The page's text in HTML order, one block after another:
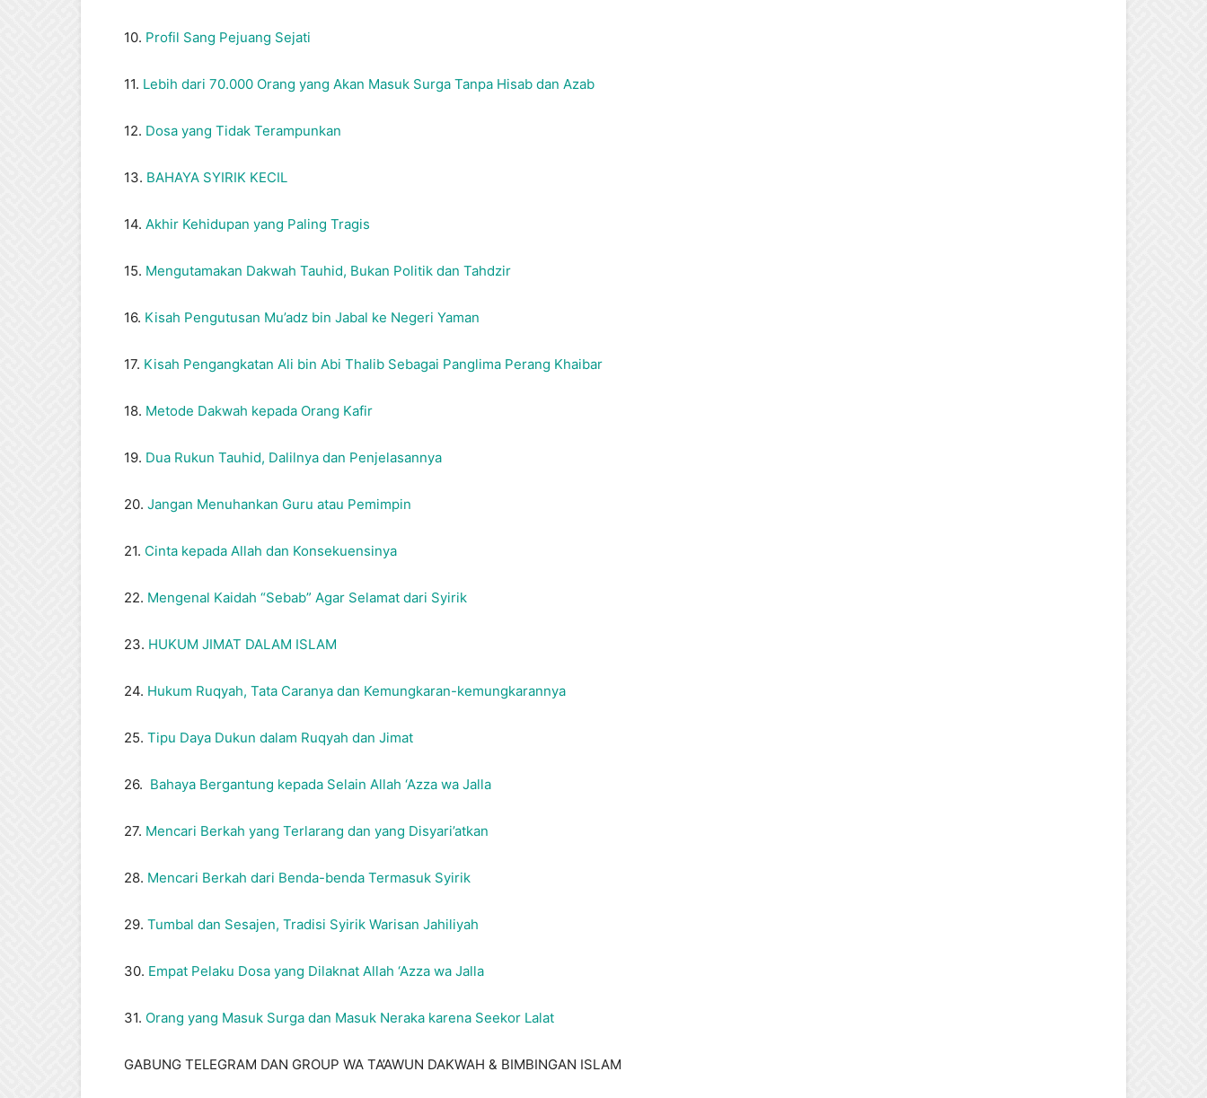
10. Profil Sang Pejuang Sejati
11. Lebih dari 70.000 Orang yang Akan Masuk Surga Tanpa Hisab dan Azab
12. Dosa yang Tidak Terampunkan
13. BAHAYA SYIRIK KECIL
14. Akhir Kehidupan yang Paling Tragis
15. Mengutamakan Dakwah Tauhid, Bukan Politik dan Tahdzir
16. Kisah Pengutusan Mu’adz bin Jabal ke Negeri Yaman
17. Kisah Pengangkatan Ali bin Abi Thalib Sebagai Panglima Perang Khaibar
18. Metode Dakwah kepada Orang Kafir
19. Dua Rukun Tauhid, Dalilnya dan Penjelasannya
20. Jangan Menuhankan Guru atau Pemimpin
21. Cinta kepada Allah dan Konsekuensinya
22. Mengenal Kaidah “Sebab” Agar Selamat dari Syirik
23. HUKUM JIMAT DALAM ISLAM
24. Hukum Ruqyah, Tata Caranya dan Kemungkaran-kemungkarannya
25. Tipu Daya Dukun dalam Ruqyah dan Jimat
26. Bahaya Bergantung kepada Selain Allah ‘Azza wa Jalla
27. Mencari Berkah yang Terlarang dan yang Disyari’atkan
28. Mencari Berkah dari Benda-benda Termasuk Syirik
29. Tumbal dan Sesajen, Tradisi Syirik Warisan Jahiliyah
30. Empat Pelaku Dosa yang Dilaknat Allah ‘Azza wa Jalla
31. Orang yang Masuk Surga dan Masuk Neraka karena Seekor Lalat
GABUNG TELEGRAM DAN GROUP WA TA’AWUN DAKWAH & BIMBINGAN ISLAM